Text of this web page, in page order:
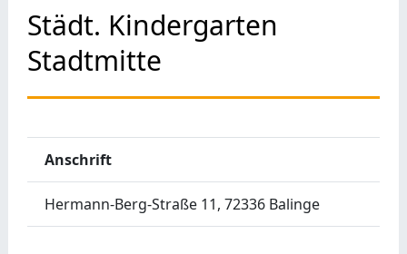
Städt. Kindergarten
Stadtmitte
Anschrift
Hermann-Berg-Straße 11, 72336 Balinge